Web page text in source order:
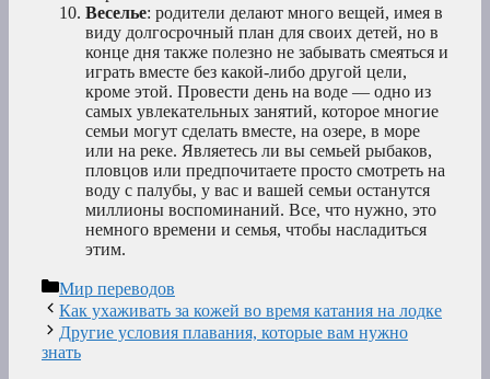
Веселье: родители делают много вещей, имея в
виду долгосрочный план для своих детей, но в
конце дня также полезно не забывать смеяться и
играть вместе без какой-либо другой цели,
кроме этой. Провести день на воде — одно из
самых увлекательных занятий, которое многие
семьи могут сделать вместе, на озере, в море
или на реке. Являетесь ли вы семьей рыбаков,
пловцов или предпочитаете просто смотреть на
воду с палубы, у вас и вашей семьи останутся
миллионы воспоминаний. Все, что нужно, это
немного времени и семья, чтобы насладиться
этим.
Рубрики
Мир переводов
Как ухаживать за кожей во время катания на лодке
Другие условия плавания, которые вам нужно
знать